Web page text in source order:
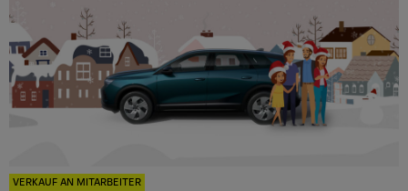
VERKAUF AN MITARBEITER